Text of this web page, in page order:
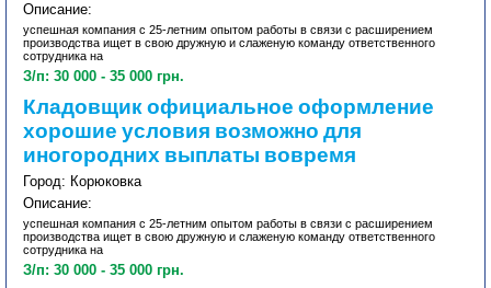
Описание:
успешная компания с 25-летним опытом работы в связи с расширением
производства ищет в свою дружную и слаженую команду ответственного
сотрудника на
З/п: 30 000 - 35 000 грн.
Кладовщик официальное оформление
хорошие условия возможно для
иногородних выплаты вовремя
Город: Корюковка
Описание:
успешная компания с 25-летним опытом работы в связи с расширением
производства ищет в свою дружную и слаженую команду ответственного
сотрудника на
З/п: 30 000 - 35 000 грн.